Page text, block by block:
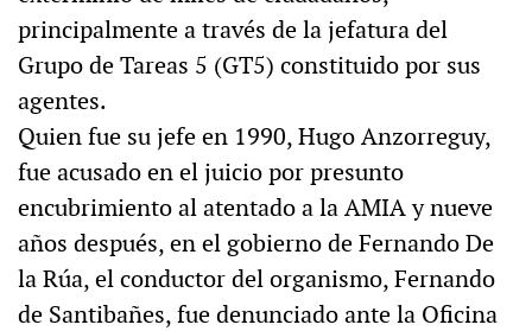
principalmente a través de la jefatura del
Grupo de Tareas 5 (GT5) constituido por sus
agentes.
Quien fue su jefe en 1990, Hugo Anzorreguy,
fue acusado en el juicio por presunto
encubrimiento al atentado a la AMIA y nueve
años después, en el gobierno de Fernando De
la Rúa, el conductor del organismo, Fernando
de Santibañes, fue denunciado ante la Oficina